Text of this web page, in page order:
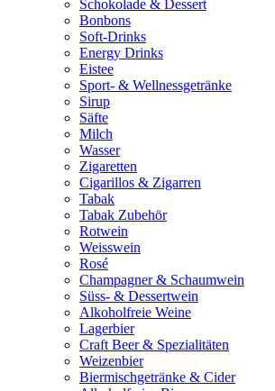
Schokolade & Dessert
Bonbons
Soft-Drinks
Energy Drinks
Eistee
Sport- & Wellnessgetränke
Sirup
Säfte
Milch
Wasser
Zigaretten
Cigarillos & Zigarren
Tabak
Tabak Zubehör
Rotwein
Weisswein
Rosé
Champagner & Schaumwein
Süss- & Dessertwein
Alkoholfreie Weine
Lagerbier
Craft Beer & Spezialitäten
Weizenbier
Biermischgetränke & Cider